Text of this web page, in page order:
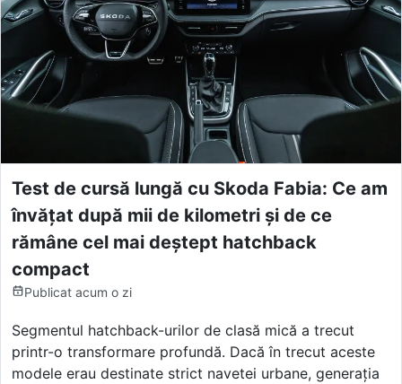
Test de cursă lungă cu Skoda Fabia: Ce am
învățat după mii de kilometri și de ce
rămâne cel mai deștept hatchback
compact
Publicat acum o zi
Segmentul hatchback-urilor de clasă mică a trecut
printr-o transformare profundă. Dacă în trecut aceste
modele erau destinate strict navetei urbane, generația